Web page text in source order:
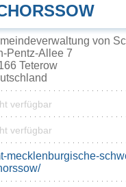
von
Pentz-Allee 7
Teterow
verfügbar
verfügbar
mecklenburgische-